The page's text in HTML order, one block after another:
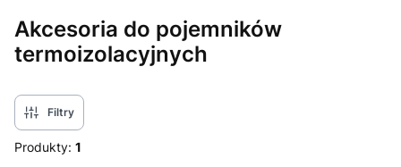
Akcesoria do pojemników
termoizolacyjnych
Filtry
Produkty: 1